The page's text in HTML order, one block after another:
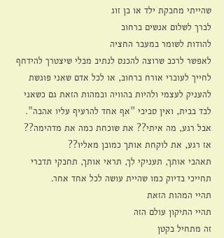
שהייתי מחבקת ילד או בן זוג
לברך לשלום אנשים ברחוב
להודות לשומר במעבר החציה
לאפשר לרכב שרוצה להכנס לנתיב מבלי שיצטרך להידחף
לחייך לעוברי אורח ברחוב, או לכל אדם שאני פוגשת
להעניק לעצמי ולהיות בהוויה ובמהות הזאת גם כשאני
לבד בבית, ואין סביבי "אף אחד להרעיף עליו אהבה".
אבל רגע, מה איתי?? את שוכחת כמה את מדהימה??
אז רגע, את לוקחת אותך כמובן מאליו??
תאהבי אותך, תעניקי לך, תראי אותך, תחבקי תדברי
תחייכי בדיוק כמו שהיית עושה לכל אחד אחר.
תהיי המהות הזאת
תהיי התיקון עולם הזה
זה מתחיל בקטן